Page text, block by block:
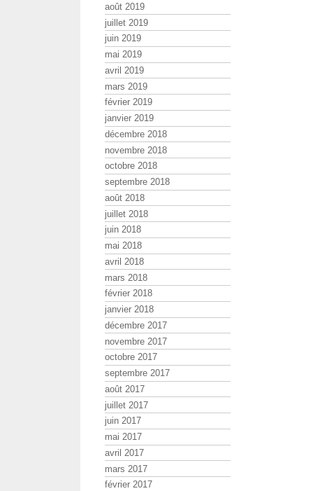
août 2019
juillet 2019
juin 2019
mai 2019
avril 2019
mars 2019
février 2019
janvier 2019
décembre 2018
novembre 2018
octobre 2018
septembre 2018
août 2018
juillet 2018
juin 2018
mai 2018
avril 2018
mars 2018
février 2018
janvier 2018
décembre 2017
novembre 2017
octobre 2017
septembre 2017
août 2017
juillet 2017
juin 2017
mai 2017
avril 2017
mars 2017
février 2017